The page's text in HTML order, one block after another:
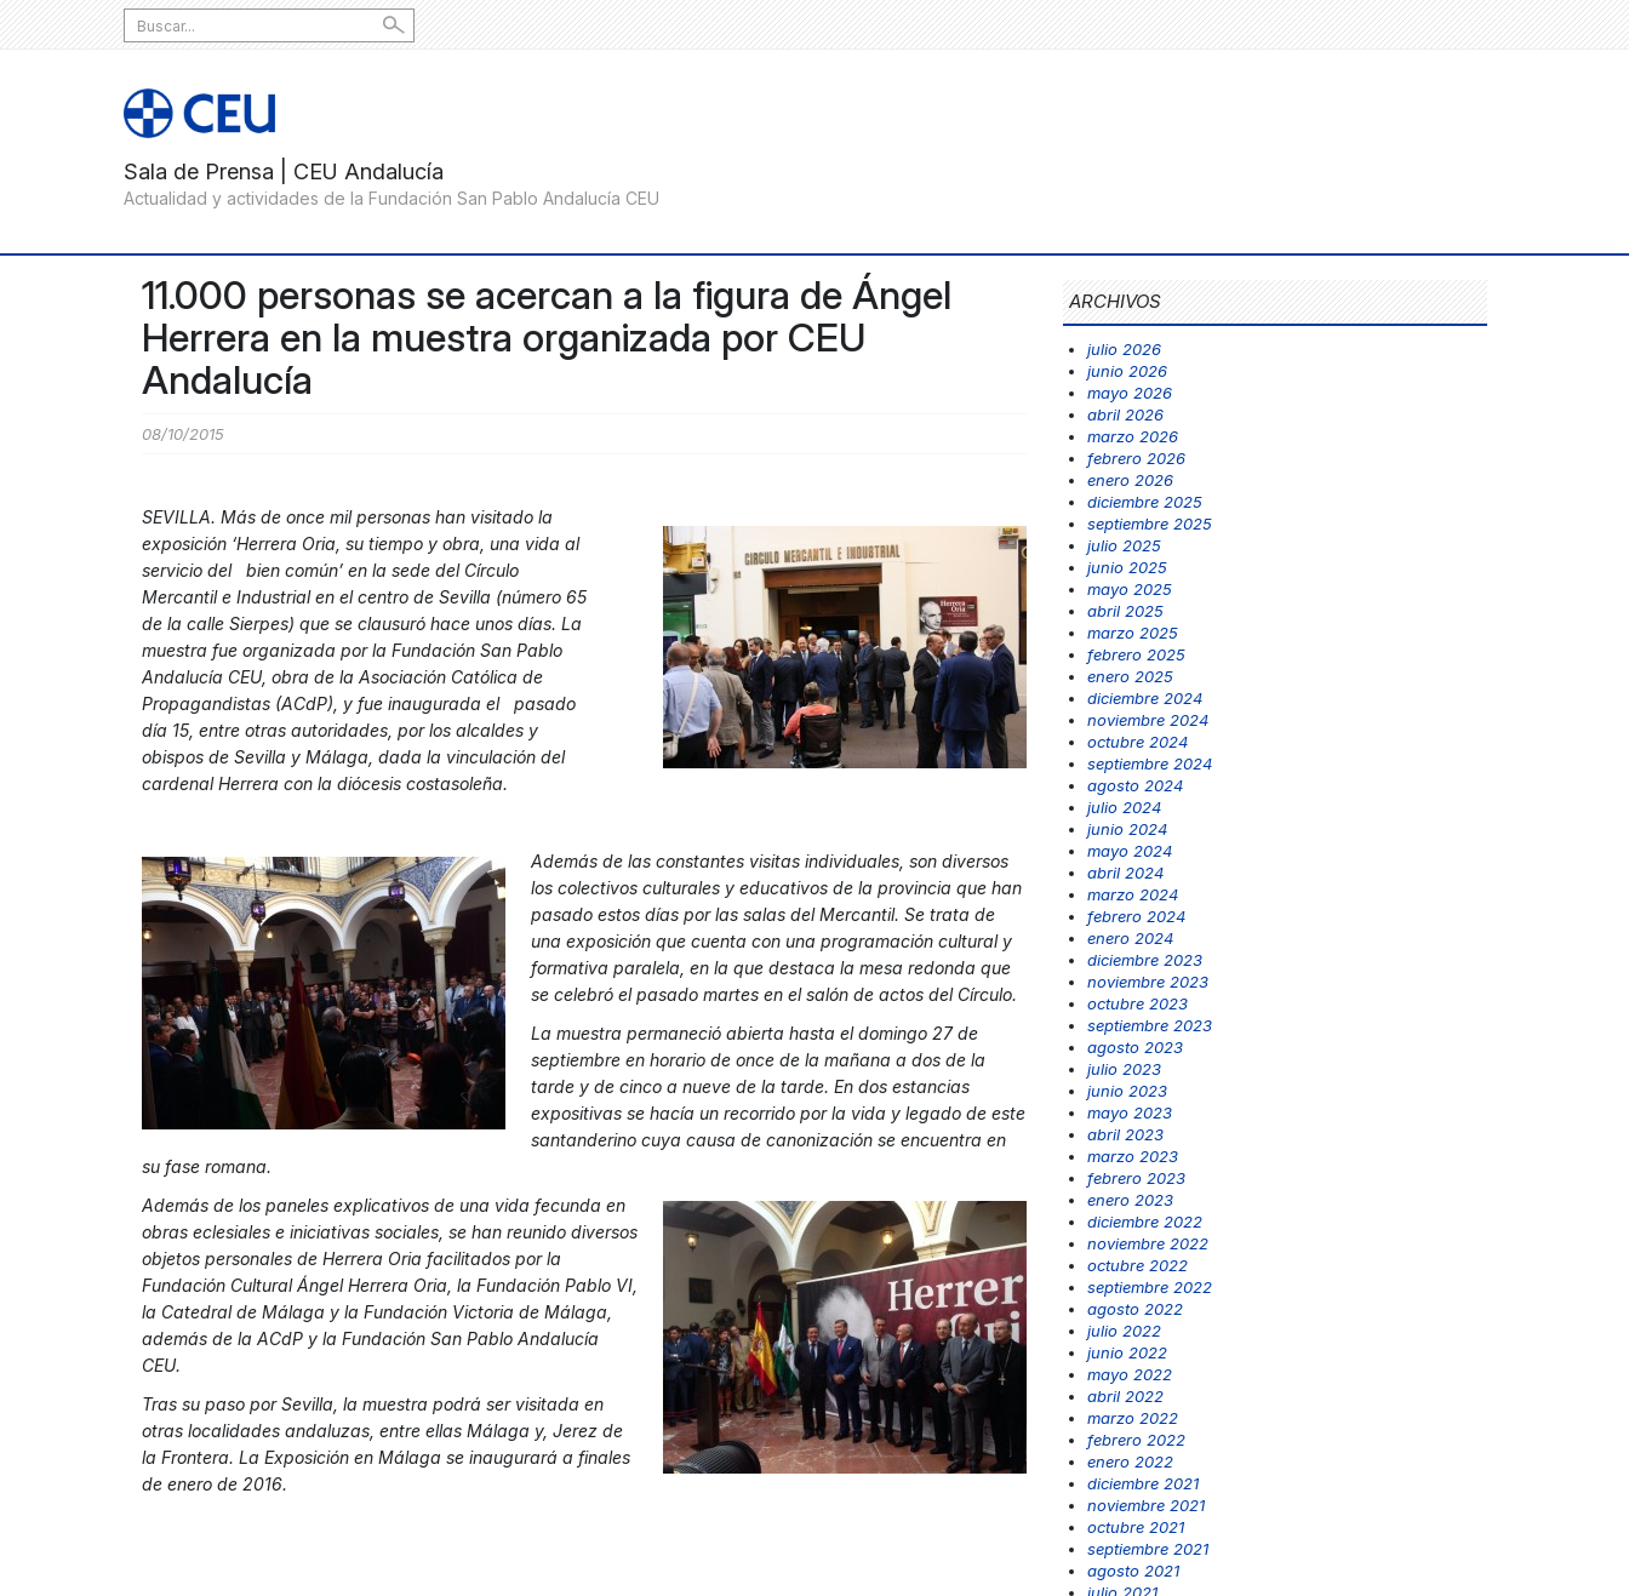
Search
for:
11.000 personas se acercan a la figura de Ángel
Herrera en la muestra organizada por CEU
Andalucía
08/10/2015
SEVILLA. Más de once mil personas han visitado la
exposición ‘Herrera Oria, su tiempo y obra, una vida al
servicio del bien común’ en la sede del Círculo
Mercantil e Industrial en el centro de Sevilla (número 65
de la calle Sierpes) que se clausuró hace unos días. La
muestra fue organizada por la Fundación San Pablo
Andalucía CEU, obra de la Asociación Católica de
Propagandistas (ACdP), y fue inaugurada el pasado
día 15, entre otras autoridades, por los alcaldes y
obispos de Sevilla y Málaga, dada la vinculación del
cardenal Herrera con la diócesis costasoleña.
Además de las constantes visitas individuales, son diversos
los colectivos culturales y educativos de la provincia que han
pasado estos días por las salas del Mercantil. Se trata de
una exposición que cuenta con una programación cultural y
formativa paralela, en la que destaca la mesa redonda que
se celebró el pasado martes en el salón de actos del Círculo.
La muestra permaneció abierta hasta el domingo 27 de
septiembre en horario de once de la mañana a dos de la
tarde y de cinco a nueve de la tarde. En dos estancias
expositivas se hacía un recorrido por la vida y legado de este
santanderino cuya causa de canonización se encuentra en
su fase romana.
Además de los paneles explicativos de una vida fecunda en
obras eclesiales e iniciativas sociales, se han reunido diversos
objetos personales de Herrera Oria facilitados por la
Fundación Cultural Ángel Herrera Oria, la Fundación Pablo VI,
la Catedral de Málaga y la Fundación Victoria de Málaga,
además de la ACdP y la Fundación San Pablo Andalucía
CEU.
Tras su paso por Sevilla, la muestra podrá ser visitada en
otras localidades andaluzas, entre ellas Málaga y, Jerez de
la Frontera. La Exposición en Málaga se inaugurará a finales
de enero de 2016.
ARCHIVOS
julio 2026
junio 2026
mayo 2026
abril 2026
marzo 2026
febrero 2026
enero 2026
diciembre 2025
septiembre 2025
julio 2025
junio 2025
mayo 2025
abril 2025
marzo 2025
febrero 2025
enero 2025
diciembre 2024
noviembre 2024
octubre 2024
septiembre 2024
agosto 2024
julio 2024
junio 2024
mayo 2024
abril 2024
marzo 2024
febrero 2024
enero 2024
diciembre 2023
noviembre 2023
octubre 2023
septiembre 2023
agosto 2023
julio 2023
junio 2023
mayo 2023
abril 2023
marzo 2023
febrero 2023
enero 2023
diciembre 2022
noviembre 2022
octubre 2022
septiembre 2022
agosto 2022
julio 2022
junio 2022
mayo 2022
abril 2022
marzo 2022
febrero 2022
enero 2022
diciembre 2021
noviembre 2021
octubre 2021
septiembre 2021
agosto 2021